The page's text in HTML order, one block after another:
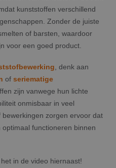
kunststoffen verschillend
Zonder de juiste
of barsten, waardoor
voor een goed product.
, denk aan
of seriematige
zijn vanwege hun lichte
onmisbaar in veel
bewerkingen zorgen ervoor dat
functioneren binnen
in de video hiernaast!